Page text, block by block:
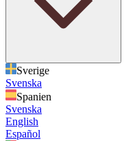
Sverige
Svenska
Spanien
Svenska
English
Español